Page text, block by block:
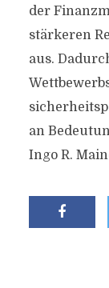
der
stärkeren
aus.
an
Ingo R.